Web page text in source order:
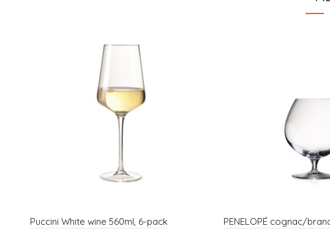
Puccini White wine 560ml, 6-pack
PENELOPÉ cognac/